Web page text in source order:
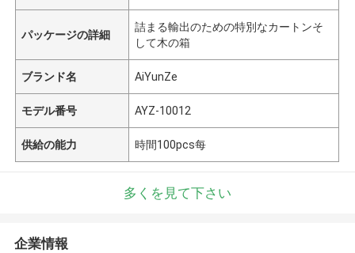
パッケージの詳細
詰まる輸出のための特別なカートンそ
して木の箱
ブランド名 AiYunZe
モデル番号 AYZ-10012
供給の能力 時間100pcs每
多くを見て下さい
企業情報